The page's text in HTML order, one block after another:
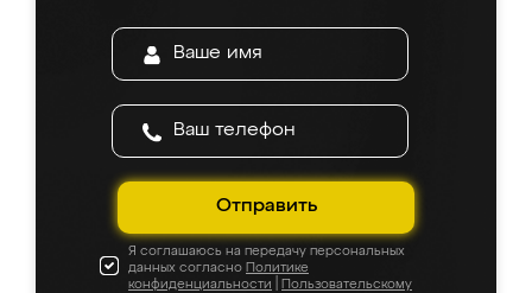
Отправить
Я соглашаюсь на передачу персональных
данных согласно Политике
конфиденциальности
Пользовательскому